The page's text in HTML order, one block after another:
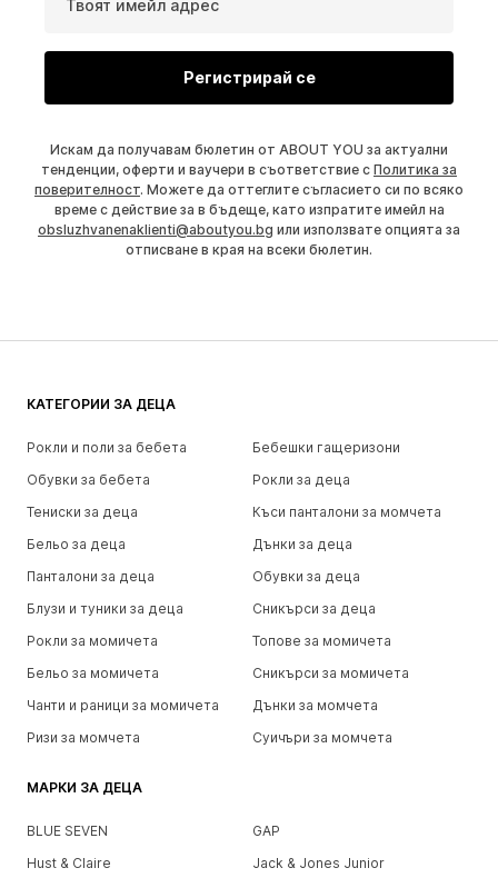
Твоят имейл адрес
Регистрирай се
Искам да получавам бюлетин от ABOUT YOU за актуални
тенденции, оферти и ваучери в съответствие с Политика за
поверителност. Можете да оттеглите съгласието си по всяко
време с действие за в бъдеще, като изпратите имейл на
obsluzhvanenaklienti@aboutyou.bg или използвате опцията за
отписване в края на всеки бюлетин.
КАТЕГОРИИ ЗА ДЕЦА
Рокли и поли за бебета
Бебешки гащеризони
Обувки за бебета
Рокли за деца
Тениски за деца
Къси панталони за момчета
Бельо за деца
Дънки за деца
Панталони за деца
Обувки за деца
Блузи и туники за деца
Сникърси за деца
Рокли за момичета
Топове за момичета
Бельо за момичета
Сникърси за момичета
Чанти и раници за момичета
Дънки за момчета
Ризи за момчета
Суичъри за момчета
МАРКИ ЗА ДЕЦА
BLUE SEVEN
GAP
Hust & Claire
Jack & Jones Junior